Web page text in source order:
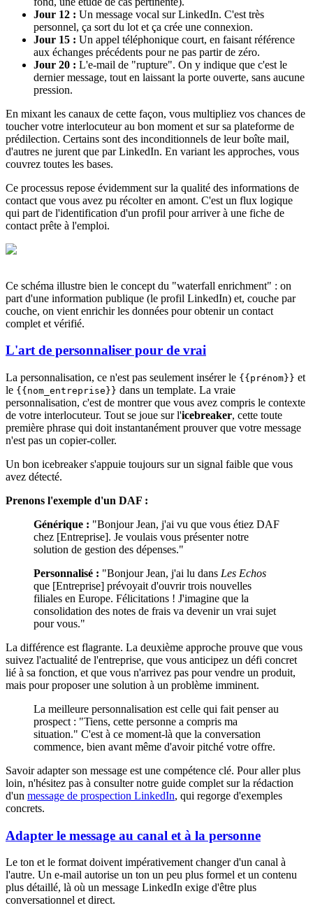
Jour 12 : Un message vocal sur LinkedIn. C'est très
personnel, ça sort du lot et ça crée une connexion.
Jour 15 : Un appel téléphonique court, en faisant référence
aux échanges précédents pour ne pas partir de zéro.
Jour 20 : L'e-mail de "rupture". On y indique que c'est le
dernier message, tout en laissant la porte ouverte, sans aucune
pression.
En mixant les canaux de cette façon, vous multipliez vos chances de
toucher votre interlocuteur au bon moment et sur sa plateforme de
prédilection. Certains sont des inconditionnels de leur boîte mail,
d'autres ne jurent que par LinkedIn. En variant les approches, vous
couvrez toutes les bases.
Ce processus repose évidemment sur la qualité des informations de
contact que vous avez pu récolter en amont. C'est un flux logique
qui part de l'identification d'un profil pour arriver à une fiche de
contact prête à l'emploi.
Ce schéma illustre bien le concept du "waterfall enrichment" : on
part d'une information publique (le profil LinkedIn) et, couche par
couche, on vient enrichir les données pour obtenir un contact
complet et vérifié.
L'art de personnaliser pour de vrai
La personnalisation, ce n'est pas seulement insérer le {{prénom}} et
le {{nom_entreprise}} dans un template. La vraie
personnalisation, c'est de montrer que vous avez compris le contexte
de votre interlocuteur. Tout se joue sur l'icebreaker, cette toute
première phrase qui doit instantanément prouver que votre message
n'est pas un copier-coller.
Un bon icebreaker s'appuie toujours sur un signal faible que vous
avez détecté.
Prenons l'exemple d'un DAF :
Générique : "Bonjour Jean, j'ai vu que vous étiez DAF
chez [Entreprise]. Je voulais vous présenter notre
solution de gestion des dépenses."
Personnalisé : "Bonjour Jean, j'ai lu dans Les Echos
que [Entreprise] prévoyait d'ouvrir trois nouvelles
filiales en Europe. Félicitations ! J'imagine que la
consolidation des notes de frais va devenir un vrai sujet
pour vous."
La différence est flagrante. La deuxième approche prouve que vous
suivez l'actualité de l'entreprise, que vous anticipez un défi concret
lié à sa fonction, et que vous n'arrivez pas pour vendre un produit,
mais pour proposer une solution à un problème imminent.
La meilleure personnalisation est celle qui fait penser au
prospect : "Tiens, cette personne a compris ma
situation." C'est à ce moment-là que la conversation
commence, bien avant même d'avoir pitché votre offre.
Savoir adapter son message est une compétence clé. Pour aller plus
loin, n'hésitez pas à consulter notre guide complet sur la rédaction
d'un message de prospection LinkedIn, qui regorge d'exemples
concrets.
Adapter le message au canal et à la personne
Le ton et le format doivent impérativement changer d'un canal à
l'autre. Un e-mail autorise un ton un peu plus formel et un contenu
plus détaillé, là où un message LinkedIn exige d'être plus
conversationnel et direct.